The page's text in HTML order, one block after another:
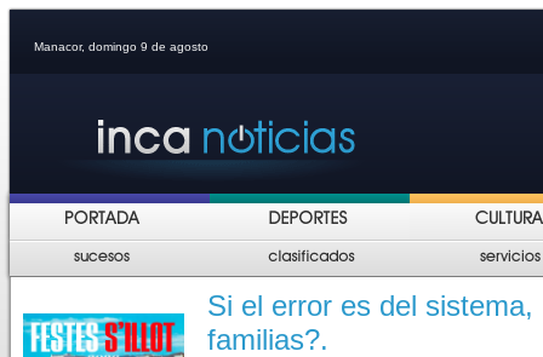
Manacor, domingo 9 de agosto
Si el error es del
familias?.